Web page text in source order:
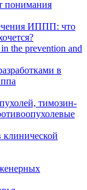
понимания
ИППП: что
the prevention and
в
тимозин-